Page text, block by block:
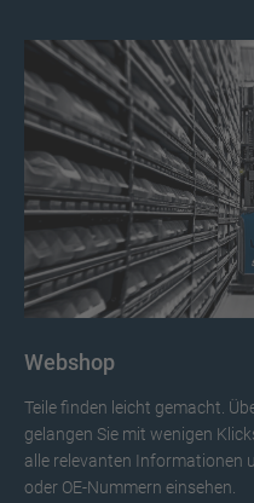
Webshop
Teile finden leicht gemacht.
gelangen Sie mit wenigen
alle relevanten Informationen
oder OE-Nummern einsehen.